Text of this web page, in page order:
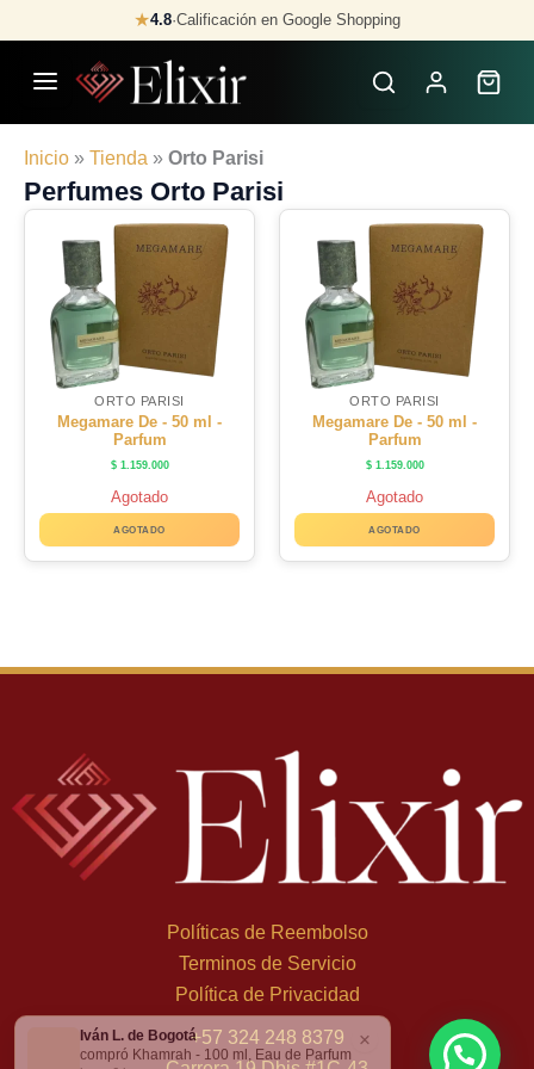
to
content
★4.8·Calificación en Google Shopping
Inicio » Tienda » Orto Parisi
Perfumes Orto Parisi
ORTO PARISI
Megamare De - 50 ml -
Parfum
$1.159.000
Agotado
AGOTADO
ORTO PARISI
Megamare De - 50 ml -
Parfum
$1.159.000
Agotado
AGOTADO
Políticas de Reembolso
Terminos de Servicio
Política de Privacidad
+57 324 248 8379
Iván L. de Bogotá
compró Khamrah - 100 ml, Eau de Parfum
×